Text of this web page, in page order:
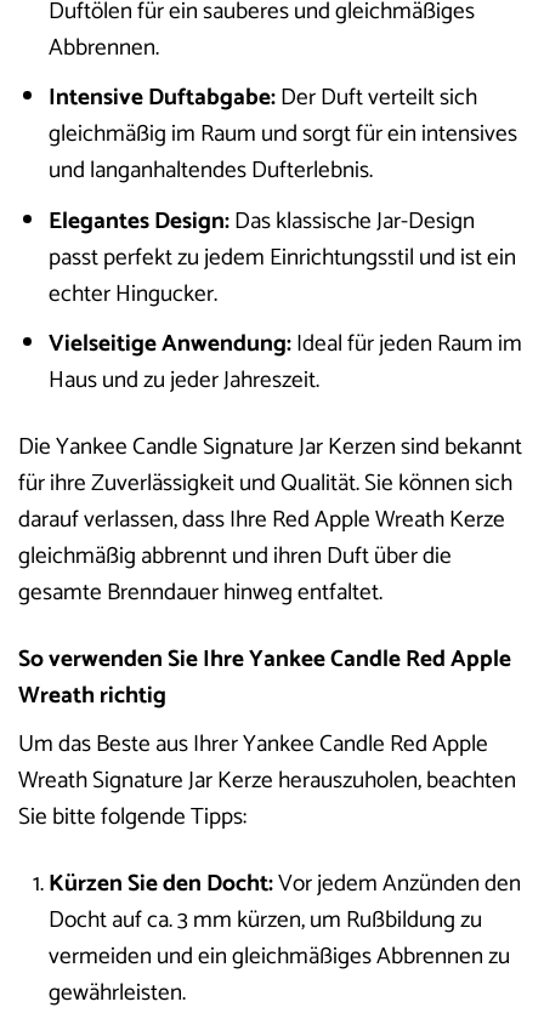
Duftölen für ein sauberes und gleichmäßiges
Abbrennen.
Intensive Duftabgabe:Der Duft verteilt sich
gleichmäßig im Raum und sorgt für ein intensives
und langanhaltendes Dufterlebnis.
Elegantes Design:Das klassische Jar-Design
passt perfekt zu jedem Einrichtungsstil und ist ein
echter Hingucker.
Vielseitige Anwendung:Ideal für jeden Raum im
Haus und zu jeder Jahreszeit.
Die Yankee Candle Signature Jar Kerzen sind bekannt
für ihre Zuverlässigkeit und Qualität. Sie können sich
darauf verlassen, dass Ihre Red Apple Wreath Kerze
gleichmäßig abbrennt und ihren Duft über die
gesamte Brenndauer hinweg entfaltet.
So verwenden Sie Ihre Yankee Candle Red Apple
Wreath richtig
Um das Beste aus Ihrer Yankee Candle Red Apple
Wreath Signature Jar Kerze herauszuholen, beachten
Sie bitte folgende Tipps:
Kürzen Sie den Docht:Vor jedem Anzünden den
Docht auf ca. 3 mm kürzen, um Rußbildung zu
vermeiden und ein gleichmäßiges Abbrennen zu
gewährleisten.